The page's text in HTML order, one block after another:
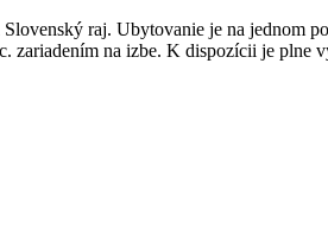
raj. Ubytovanie je na jednom
na izbe. K dispozícii je plne